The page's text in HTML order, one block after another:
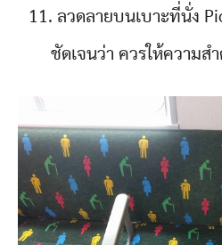
11. ลวดลายบนเบาะที่นั่ง
ชัดเจนว่า ควรให้ความส